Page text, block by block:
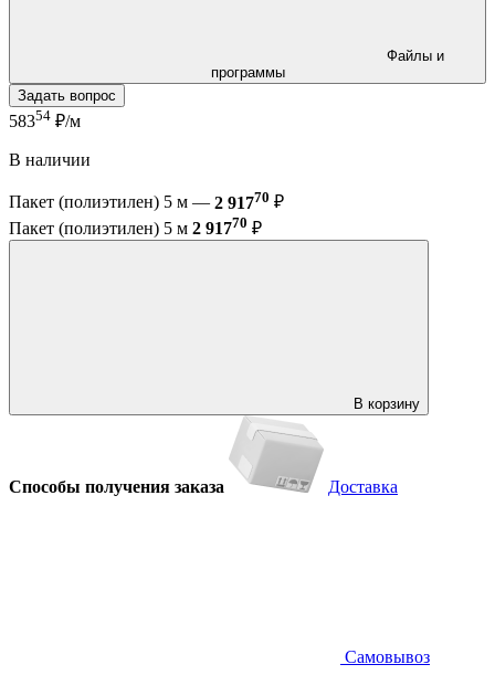
программы
Задать вопрос
58354 ₽/м
В наличии
Пакет (полиэтилен) 5 м — 2 91770 ₽
Пакет (полиэтилен) 5 м 2 91770 ₽
В корзину
Способы получения заказа Доставка
Самовывоз